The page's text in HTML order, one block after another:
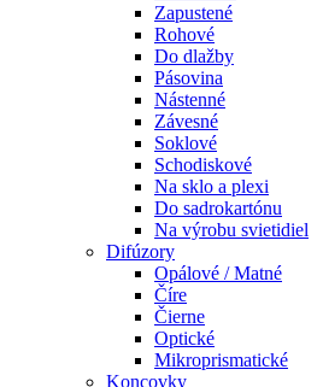
Zapustené
Rohové
Do dlažby
Pásovina
Nástenné
Závesné
Soklové
Schodiskové
Na sklo a plexi
Do sadrokartónu
Na výrobu svietidiel
Difúzory
Opálové / Matné
Číre
Čierne
Optické
Mikroprismatické
Koncovky